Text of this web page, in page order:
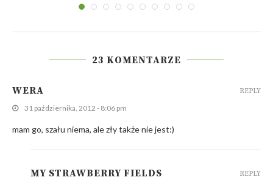
23 KOMENTARZE
WERA
31 października, 2012 - 8:06 pm
mam go, szału niema, ale zły także nie jest:)
REPLY
MY STRAWBERRY FIELDS REPLY